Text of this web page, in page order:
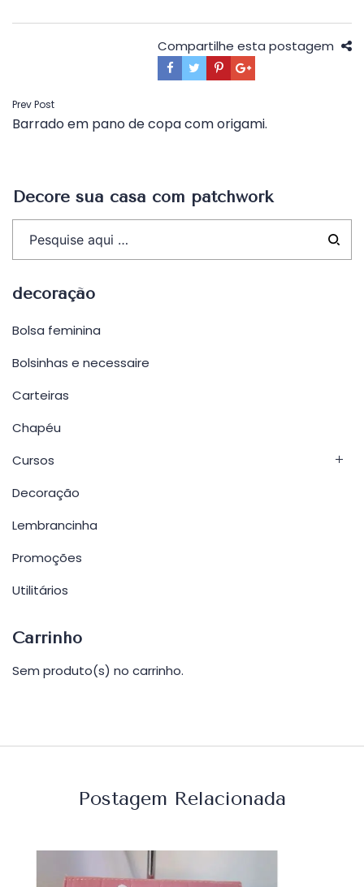
Compartilhe esta postagem
Navegação
de
Prev Post
Barrado em pano de copa com origami.
Decore sua casa com patchwork
decoração
Bolsa feminina
Bolsinhas e necessaire
Carteiras
Chapéu
Cursos
Decoração
Lembrancinha
Promoções
Utilitários
Carrinho
Sem produto(s) no carrinho.
Postagem Relacionada